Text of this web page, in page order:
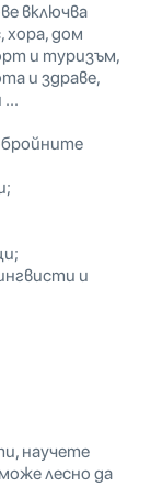
включва
хора, дом
и туризъм,
и здраве,
и
научете
лесно да